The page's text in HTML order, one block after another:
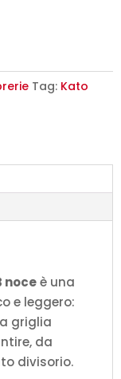
Tag: Kato
noceè una
e leggero:
griglia
da
divisorio.